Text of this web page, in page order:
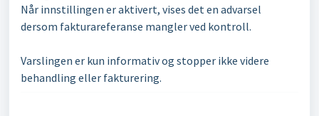
Når innstillingen er aktivert, vises det en advarsel
dersom fakturareferanse mangler ved kontroll.
Varslingen er kun informativ og stopper ikke videre
behandling eller fakturering.